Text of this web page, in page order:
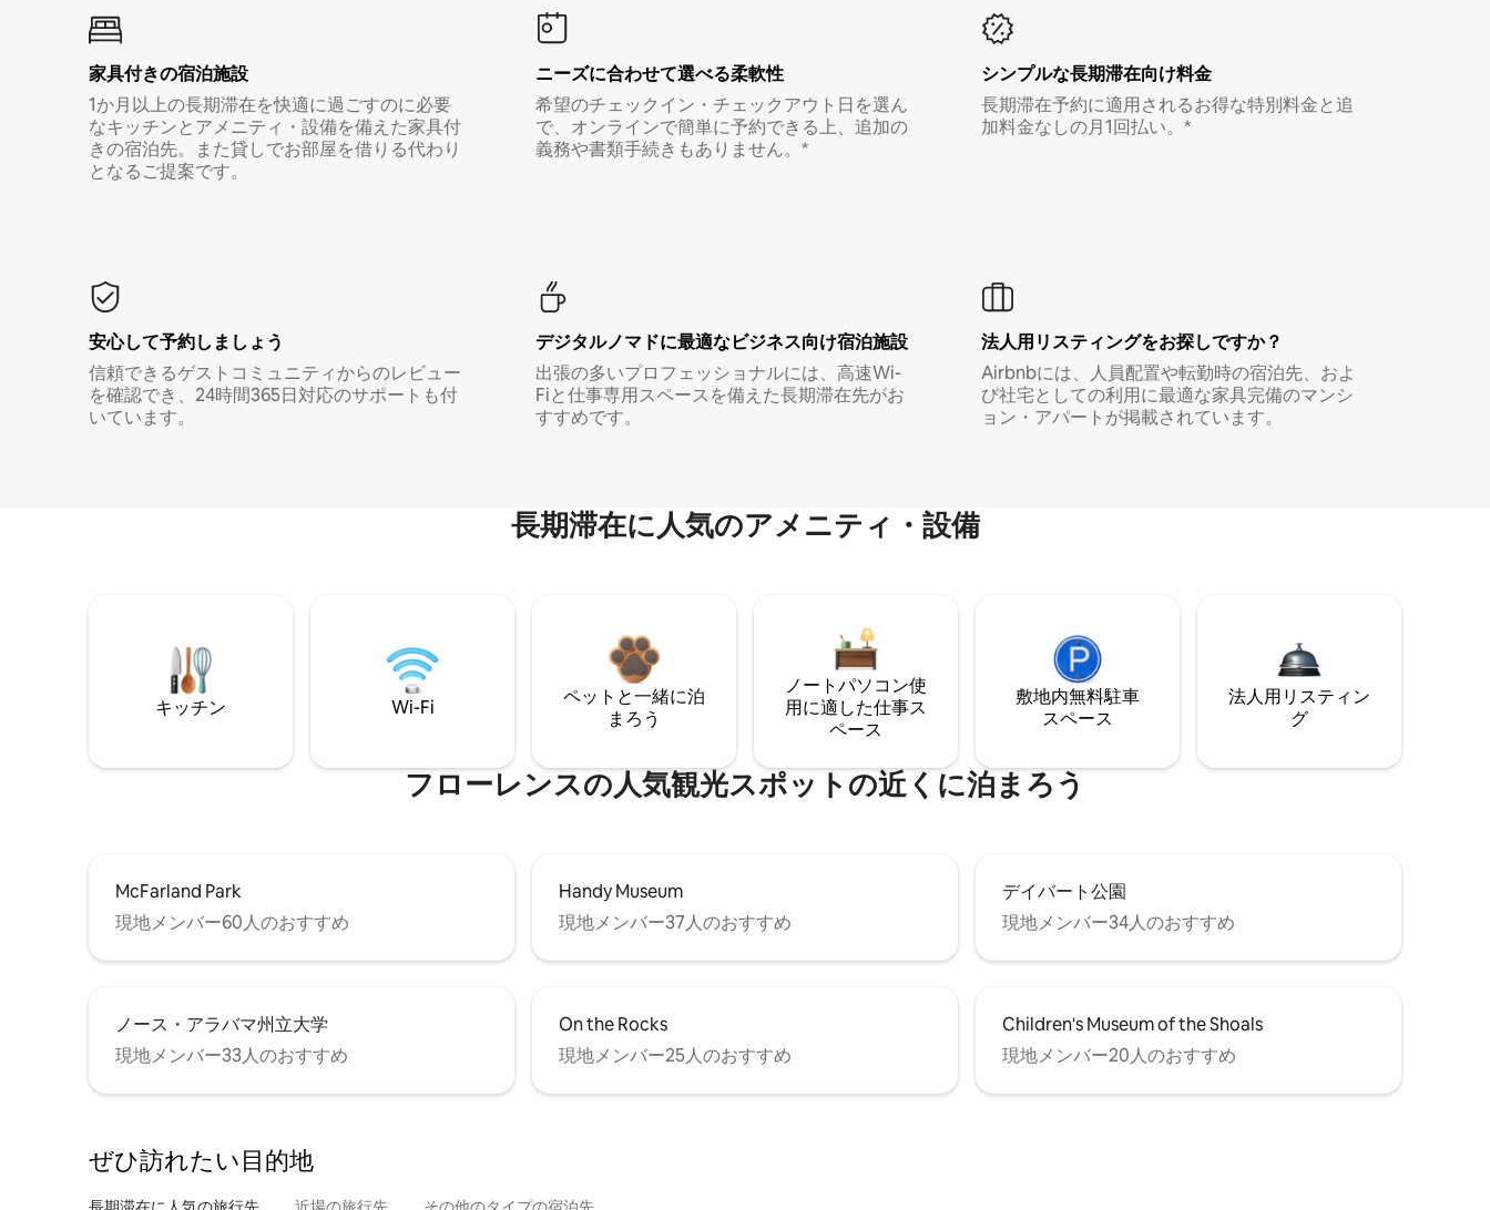
家具付き⁠の宿⁠泊⁠施⁠設
1か月以上の長期滞在を快適に過ごすのに必要
なキッチンとアメニティ・設備を備えた家具付
きの宿泊先。また貸しでお部屋を借りる代わり
となるご提案です。
ニーズに合わせて選べる柔軟性
希望のチェックイン・チェックアウト日を選ん
で、オンラインで簡単に予約できる上、追加の
義務や書類手続きもありません。*
シンプルな長期滞在向け料金
長期滞在予約に適用されるお得な特別料金と追
加料金なしの月1回払い。*
安心して予約しましょう
信頼できるゲストコミュニティからのレビュー
を確認でき、24時間365日対応のサポートも付
いています。
デジタルノマド⁠に最⁠適⁠なビ⁠ジ⁠ネ⁠ス⁠向⁠け宿⁠泊⁠施⁠設
出張の多いプロフェッショナルには、高速Wi-
Fiと仕事専用スペースを備えた長期滞在先がお
すすめです。
法人用リスティングをお探しですか？
Airbnbには、人員配置や転勤時の宿泊先、およ
び社宅としての利用に最適な家具完備のマンシ
ョン・アパートが掲載されています。
長期滞在に人気のアメニティ・設備
キッチン Wi-Fi
ペットと一緒に泊
まろう
ノートパソコン使
用に適した仕事ス
ペース
敷地内無料駐⁠車
ス⁠ペ⁠ー⁠ス
法人用リスティン
グ
フローレンスの人気観光スポットの近くに泊まろう
McFarland Park
現地メンバー60人のおすすめ
Handy Museum
現地メンバー37人のおすすめ
デイバート公園
現地メンバー34人のおすすめ
ノース・アラバマ州立大学
現地メンバー33人のおすすめ
On the Rocks
現地メンバー25人のおすすめ
Children's Museum of the Shoals
現地メンバー20人のおすすめ
ぜひ訪⁠れ⁠た⁠い目⁠的⁠地